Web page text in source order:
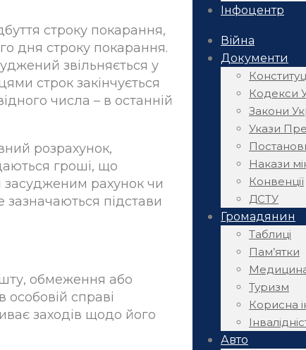
Інфоцентр
Війна
Документи
Кодекси
Закони
Укази
Накази
Конвенції
ДСТУ
Громадянин
Таблиці
Пам’ятки
Туризм
Корисна
Авто
строку покарання,
дня строку покарання.
звільняється у
строк закінчується
числа – в останній
розрахунок,
гроші, що
засудженим рахунок чи
зазначаються підстави
обмеження або
особовій справі
заходів щодо його